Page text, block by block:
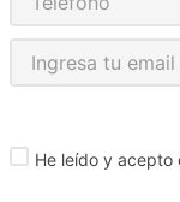
NEWSLETTER